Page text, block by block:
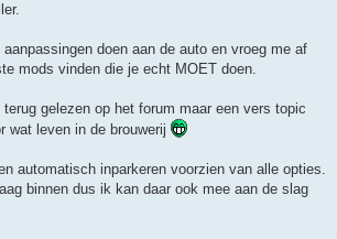
aanpassingen doen aan de auto en vroeg me af
mods vinden die je echt MOET doen.
terug gelezen op het forum maar een vers topic
wat leven in de brouwerij
automatisch inparkeren voorzien van alle opties.
binnen dus ik kan daar ook mee aan de slag